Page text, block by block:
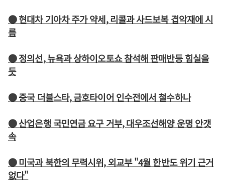
● 현대차 기아차 주가 약세, 리콜과 사드보복 겹악재에 시
름
● 정의선, 뉴욕과 상하이오토쇼 참석해 판매반등 힘실을
듯
● 중국 더블스타, 금호타이어 인수전에서 철수하나
● 산업은행 국민연금 요구 거부, 대우조선해양 운명 안갯
속
● 미국과 북한의 무력시위, 외교부 "4월 한반도 위기 근거
없다"